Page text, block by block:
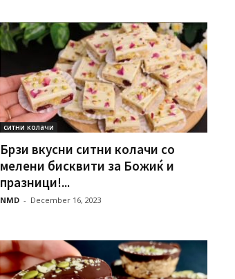
ситни колачи
Брзи вкусни ситни колачи со
мелени бисквити за Божиќ и
празници!...
NMD - December 16, 2023